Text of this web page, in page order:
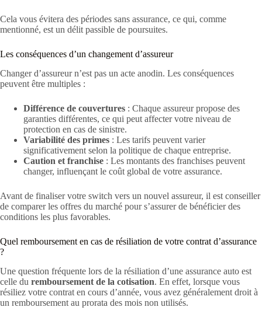
Cela vous évitera des périodes sans assurance, ce qui, comme
mentionné, est un délit passible de poursuites.
Les conséquences d’un changement d’assureur
Changer d’assureur n’est pas un acte anodin. Les conséquences
peuvent être multiples :
Différence de couvertures : Chaque assureur propose des
garanties différentes, ce qui peut affecter votre niveau de
protection en cas de sinistre.
Variabilité des primes : Les tarifs peuvent varier
significativement selon la politique de chaque entreprise.
Caution et franchise : Les montants des franchises peuvent
changer, influençant le coût global de votre assurance.
Avant de finaliser votre switch vers un nouvel assureur, il est conseiller
de comparer les offres du marché pour s’assurer de bénéficier des
conditions les plus favorables.
Quel remboursement en cas de résiliation de votre contrat d’assurance
?
Une question fréquente lors de la résiliation d’une assurance auto est
celle du remboursement de la cotisation. En effet, lorsque vous
résiliez votre contrat en cours d’année, vous avez généralement droit à
un remboursement au prorata des mois non utilisés.